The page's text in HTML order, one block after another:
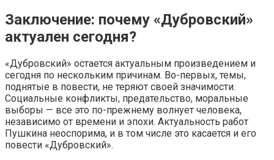
Заключение: почему «Дубровский»
актуален сегодня?
«Дубровский» остается актуальным произведением и
сегодня по нескольким причинам. Во-первых, темы,
поднятые в повести, не теряют своей значимости.
Социальные конфликты, предательство, моральные
выборы — все это по-прежнему волнует человека,
независимо от времени и эпохи. Актуальность работ
Пушкина неоспорима, и в том числе это касается и его
повести «Дубровский».